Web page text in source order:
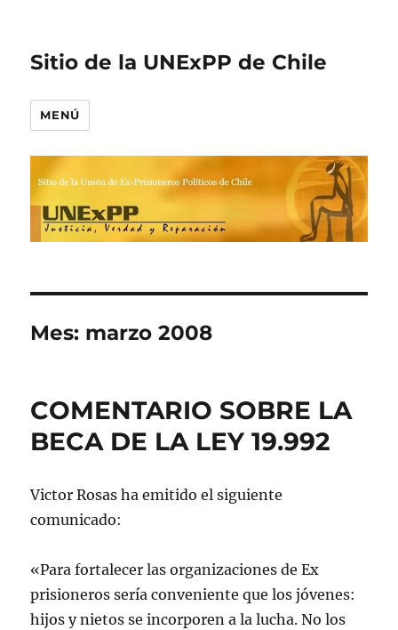
Sitio de la UNExPP de Chile
MENÚ
Mes: marzo 2008
COMENTARIO SOBRE LA
BECA DE LA LEY 19.992
Victor Rosas ha emitido el siguiente
comunicado:
«Para fortalecer las organizaciones de Ex
prisioneros sería conveniente que los jóvenes:
hijos y nietos se incorporen a la lucha. No los